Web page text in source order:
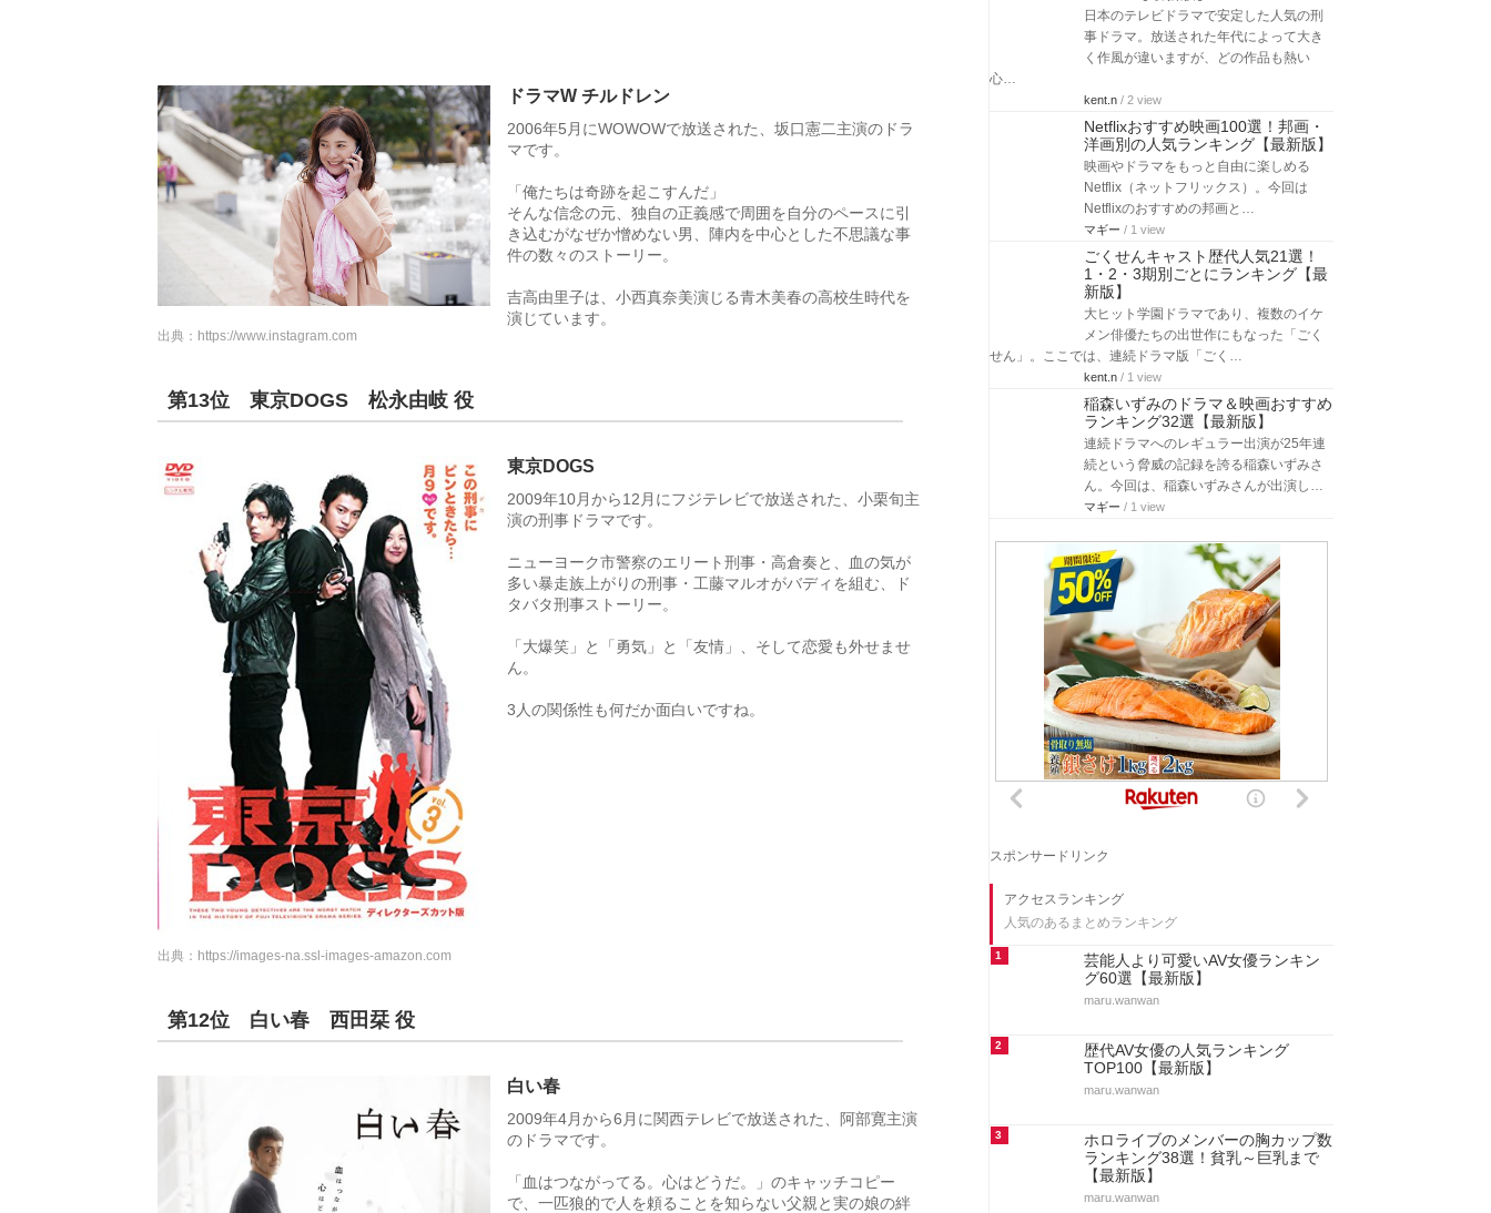
ドラマW チルドレン
2006年5月にWOWOWで放送された、坂口憲二主演のドラ
マです。
「俺たちは奇跡を起こすんだ」
そんな信念の元、独自の正義感で周囲を自分のペースに引
き込むがなぜか憎めない男、陣内を中心とした不思議な事
件の数々のストーリー。
吉高由里子は、小西真奈美演じる青木美春の高校生時代を
演じています。
出典： https://www.instagram.com
第13位 東京DOGS 松永由岐 役
東京DOGS
2009年10月から12月にフジテレビで放送された、小栗旬主
演の刑事ドラマです。
ニューヨーク市警察のエリート刑事・高倉奏と、血の気が
多い暴走族上がりの刑事・工藤マルオがバディを組む、ド
タバタ刑事ストーリー。
「大爆笑」と「勇気」と「友情」、そして恋愛も外せませ
ん。
3人の関係性も何だか面白いですね。
出典： https://images-na.ssl-images-amazon.com
第12位 白い春 西田栞 役
白い春
2009年4月から6月に関西テレビで放送された、阿部寛主演
のドラマです。
「血はつながってる。心はどうだ。」のキャッチコピー
で、一匹狼的で人を頼ることを知らない父親と実の娘の絆
日本のテレビドラマで安定した人気の刑
事ドラマ。放送された年代によって大き
く作風が違いますが、どの作品も熱い
心…
kent.n / 2 view
Netflixおすすめ映画100選！邦画・
洋画別の人気ランキング【最新版】
映画やドラマをもっと自由に楽しめる
Netflix（ネットフリックス）。今回は
Netflixのおすすめの邦画と…
マギー / 1 view
ごくせんキャスト歴代人気21選！
1・2・3期別ごとにランキング【最
新版】
大ヒット学園ドラマであり、複数のイケ
メン俳優たちの出世作にもなった「ごく
せん」。ここでは、連続ドラマ版「ごく…
kent.n / 1 view
稲森いずみのドラマ＆映画おすすめ
ランキング32選【最新版】
連続ドラマへのレギュラー出演が25年連
続という脅威の記録を誇る稲森いずみさ
ん。今回は、稲森いずみさんが出演し…
マギー / 1 view
スポンサードリンク
アクセスランキング
人気のあるまとめランキング
1
芸能人より可愛いAV女優ランキン
グ60選【最新版】
maru.wanwan
2
歴代AV女優の人気ランキング
TOP100【最新版】
maru.wanwan
3
ホロライブのメンバーの胸カップ数
ランキング38選！貧乳～巨乳まで
【最新版】
maru.wanwan